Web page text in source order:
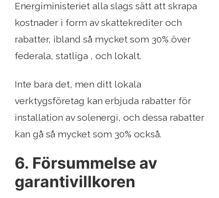
Energiministeriet alla slags sätt att skrapa
kostnader i form av skattekrediter och
rabatter, ibland så mycket som 30% över
federala, statliga , och lokalt.
Inte bara det, men ditt lokala
verktygsföretag kan erbjuda rabatter för
installation av solenergi, och dessa rabatter
kan gå så mycket som 30% också.
6. Försummelse av
garantivillkoren